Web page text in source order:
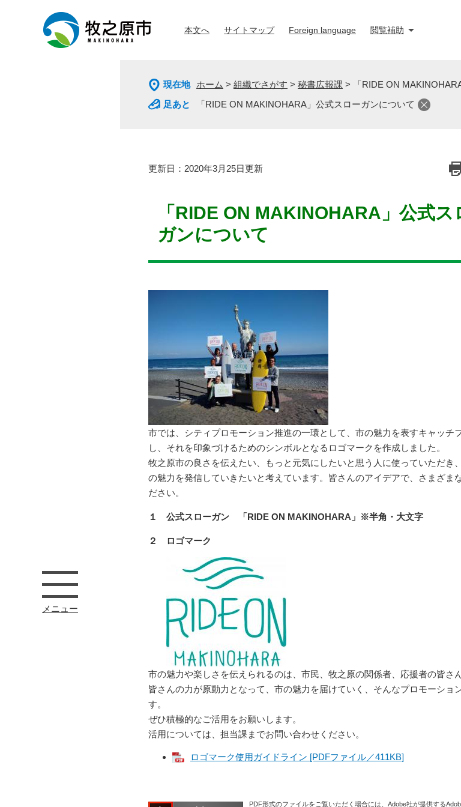
ー
ジ
の
ニ
ュ
ー
本文へ サイトマップ Foreign language 閲覧補助
メニュー
現在地 ホーム > 組織でさがす > 秘書広報課 >
「RIDE ON
「RIDE ON MAKINOHARA」公式スローガンについて
本
更新日：2020年3月25日更新
「RIDE ON MAKINOHARA」公式ス
ガンについて
市では、シティプロモーション推進の一環として、市の魅力を表すキャッチ
し、それを印象づけるためのシンボルとなるロゴマークを作成しました。
牧之原市の良さを伝えたい、もっと元気にしたいと思う人に使っていただき
の魅力を発信していきたいと考えています。皆さんのアイデアで、さまざま
ださい。
１ 公式スローガン 「RIDE ON MAKINOHARA」※半角・大文字
２ ロゴマーク
市の魅力や楽しさを伝えられるのは、市民、牧之原の関係者、応援者の皆さん
皆さんの力が原動力となって、市の魅力を届けていく、そんなプロモーショ
す。
ぜひ積極的なご活用をお願いします。
活用については、担当課までお問い合わせください。
ロゴマーク使用ガイドライン [PDFファイル／411KB]
PDF形式のファイルをご覧いただく場合には、Adobe社が提供する